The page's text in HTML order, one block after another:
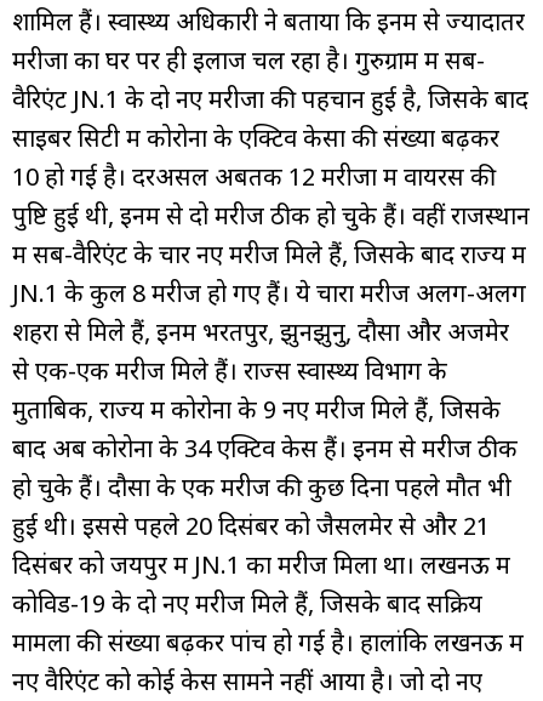
शामिल हैं। स्वास्थ्य अधिकारी ने बताया कि इनमें से ज्यादातर
मरीजों का घर पर ही इलाज चल रहा है। गुरुग्राम में सब-
वैरिएंट JN.1 के दो नए मरीजों की पहचान हुई है, जिसके बाद
साइबर सिटी में कोरोना के एक्टिव केसों की संख्या बढ़कर
10 हो गई है। दरअसल अबतक 12 मरीजों में वायरस की
पुष्टि हुई थी, इनमें से दो मरीज ठीक हो चुके हैं। वहीं राजस्थान
में सब-वैरिएंट के चार नए मरीज मिले हैं, जिसके बाद राज्य में
JN.1 के कुल 8 मरीज हो गए हैं। ये चारों मरीज अलग-अलग
शहरों से मिले हैं, इनमें भरतपुर, झुनझुनु, दौसा और अजमेर
से एक-एक मरीज मिले हैं। राज्स स्वास्थ्य विभाग के
मुताबिक, राज्य में कोरोना के 9 नए मरीज मिले हैं, जिसके
बाद अब कोरोना के 34 एक्टिव केस हैं। इनमें से मरीज ठीक
हो चुके हैं। दौसा के एक मरीज की कुछ दिनों पहले मौत भी
हुई थी। इससे पहले 20 दिसंबर को जैसलमेर से और 21
दिसंबर को जयपुर में JN.1 का मरीज मिला था। लखनऊ में
कोविड-19 के दो नए मरीज मिले हैं, जिसके बाद सक्रिय
मामलों की संख्या बढ़कर पांच हो गई है। हालांकि लखनऊ में
नए वैरिएंट को कोई केस सामने नहीं आया है। जो दो नए